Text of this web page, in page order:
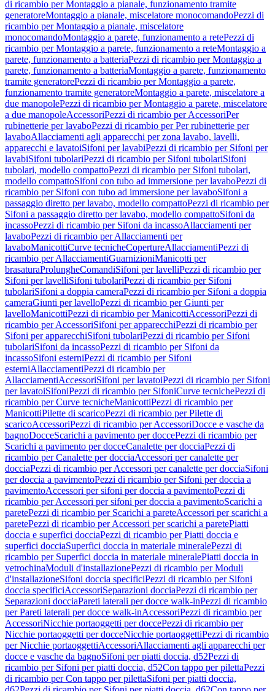
di ricambio per Montaggio a pianale, funzionamento tramite
generatoreMontaggio a pianale, miscelatore monocomandoPezzi di
ricambio per Montaggio a pianale, miscelatore
monocomandoMontaggio a parete, funzionamento a retePezzi di
ricambio per Montaggio a parete, funzionamento a reteMontaggio a
parete, funzionamento a batteriaPezzi di ricambio per Montaggio a
parete, funzionamento a batteriaMontaggio a parete, funzionamento
tramite generatorePezzi di ricambio per Montaggio a parete,
funzionamento tramite generatoreMontaggio a parete, miscelatore a
due manopolePezzi di ricambio per Montaggio a parete, miscelatore
a due manopoleAccessoriPezzi di ricambio per AccessoriPer
rubinetterie per lavaboPezzi di ricambio per Per rubinetterie per
lavaboAllacciamenti agli apparecchi per zona lavabo, lavelli,
apparecchi e lavatoiSifoni per lavabiPezzi di ricambio per Sifoni per
lavabiSifoni tubolariPezzi di ricambio per Sifoni tubolariSifoni
tubolari, modello compattoPezzi di ricambio per Sifoni tubolari,
modello compattoSifoni con tubo ad immersione per lavaboPezzi di
ricambio per Sifoni con tubo ad immersione per lavaboSifoni a
passaggio diretto per lavabo, modello compattoPezzi di ricambio per
Sifoni a passaggio diretto per lavabo, modello compattoSifoni da
incassoPezzi di ricambio per Sifoni da incassoAllacciamenti per
lavaboPezzi di ricambio per Allacciamenti per
lavaboManicottiCurve tecnicheCopertureAllacciamentiPezzi di
ricambio per AllacciamentiGuarnizioniManicotti per
brasaturaProlungheComandiSifoni per lavelliPezzi di ricambio per
Sifoni per lavelliSifoni tubolariPezzi di ricambio per Sifoni
tubolariSifoni a doppia cameraPezzi di ricambio per Sifoni a doppia
cameraGiunti per lavelloPezzi di ricambio per Giunti per
lavelloManicottiPezzi di ricambio per ManicottiAccessoriPezzi di
ricambio per AccessoriSifoni per apparecchiPezzi di ricambio per
Sifoni per apparecchiSifoni tubolariPezzi di ricambio per Sifoni
tubolariSifoni da incassoPezzi di ricambio per Sifoni da
incassoSifoni esterniPezzi di ricambio per Sifoni
esterniAllacciamentiPezzi di ricambio per
AllacciamentiAccessoriSifoni per lavatoiPezzi di ricambio per Sifoni
per lavatoiSifoniPezzi di ricambio per SifoniCurve tecnichePezzi di
ricambio per Curve tecnicheManicottiPezzi di ricambio per
ManicottiPilette di scaricoPezzi di ricambio per Pilette di
scaricoAccessoriPezzi di ricambio per AccessoriDocce e vasche da
bagnoDocceScarichi a pavimento per doccePezzi di ricambio per
Scarichi a pavimento per docceCanalette per docciaPezzi di
ricambio per Canalette per docciaAccessori per canalette per
docciaPezzi di ricambio per Accessori per canalette per docciaSifoni
per doccia a pavimentoPezzi di ricambio per Sifoni per doccia a
pavimentoAccessori per sifoni per doccia a pavimentoPezzi di
ricambio per Accessori per sifoni per doccia a pavimentoScarichi a
paretePezzi di ricambio per Scarichi a pareteAccessori per scarichi a
paretePezzi di ricambio per Accessori per scarichi a paretePiatti
doccia e superfici docciaPezzi di ricambio per Piatti doccia e
superfici docciaSuperfici doccia in materiale mineralePezzi di
ricambio per Superfici doccia in materiale mineralePiatti doccia in
vetrochinaModuli d'installazionePezzi di ricambio per Moduli
d'installazioneSifoni doccia specificiPezzi di ricambio per Sifoni
doccia specificiAccessoriSeparazioni docciaPezzi di ricambio per
Separazioni docciaPareti laterali per docce walk-inPezzi di ricambio
per Pareti laterali per docce walk-inAccessoriPezzi di ricambio per
AccessoriNicchie portaoggetti per doccePezzi di ricambio per
Nicchie portaoggetti per docceNicchie portaoggettiPezzi di ricambio
per Nicchie portaoggettiAccessoriAllacciamenti agli apparecchi per
docce e vasche da bagnoSifoni per piatti doccia, d52Pezzi di
ricambio per Sifoni per piatti doccia, d52Con tappo per pilettaPezzi
di ricambio per Con tappo per pilettaSifoni per piatti doccia,